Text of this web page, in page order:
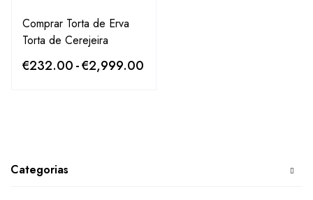
Categorias
Comprar Torta de Erva
Torta de Cerejeira
€232.00-€2,999.00